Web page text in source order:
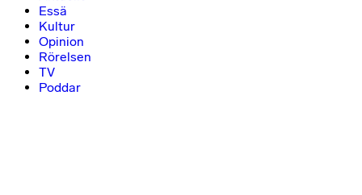
Essä
Kultur
Opinion
Rörelsen
TV
Poddar